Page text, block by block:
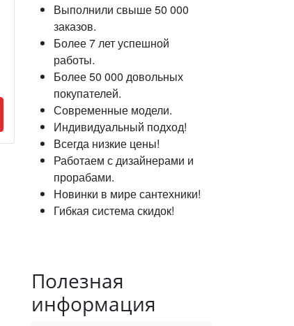
Выполнили свыше 50 000
заказов.
Более 7 лет успешной
работы.
Более 50 000 довольных
покупателей.
Современные модели.
Индивидуальный подход!
Всегда низкие цены!
Работаем с дизайнерами и
прорабами.
Новинки в мире сантехники!
Гибкая система скидок!
Полезная
информация